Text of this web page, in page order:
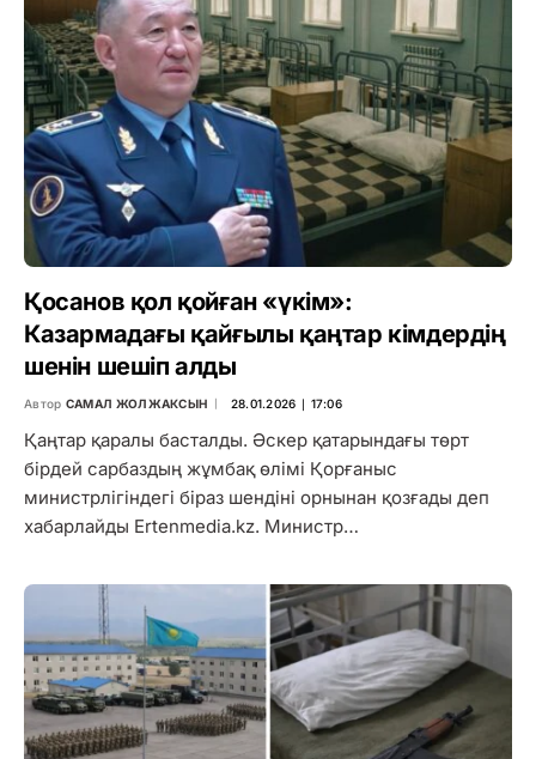
Қосанов қол қойған «үкім»:
Казармадағы қайғылы қаңтар кімдердің
шенін шешіп алды
Автор САМАЛ ЖОЛЖАКСЫН 28.01.2026 ∣ 17:06
Қаңтар қаралы басталды. Әскер қатарындағы төрт
бірдей сарбаздың жұмбақ өлімі Қорғаныс
министрлігіндегі біраз шендіні орнынан қозғады деп
хабарлайды Ertenmedia.kz. Министр…